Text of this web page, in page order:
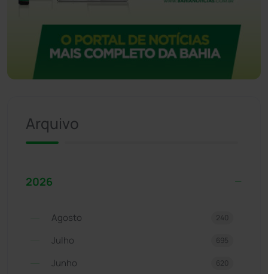
Arquivo
2026
Agosto 240
Julho 695
Junho 620